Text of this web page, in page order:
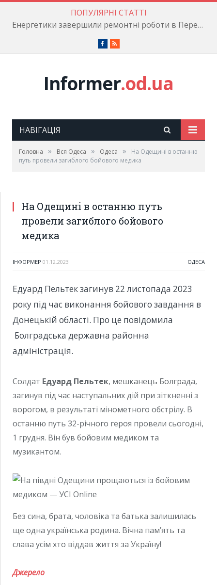
ПОПУЛЯРНІ СТАТТІ
Енергетики завершили ремонтні роботи в Пересипському районі
Facebook
RSS
Informer.od.ua
НАВІГАЦІЯ
Головна » Вся Одеса » Одеса »
На Одещині в останню
путь провели загиблого бойового медика
На Одещині в останню путь
провели загиблого бойового
медика
ІНФОРМЕР 01.12.2023 ОДЕСА
Едуард Пельтек загинув 22 листопада 2023
року під час виконання бойового завдання в
Донецькій області. Про це повідомила
Болградська державна районна
адміністрація.
Солдат Едуард Пельтек, мешканець Болграда,
загинув під час наступальних дій при зіткненні з
ворогом, в результаті мінометного обстрілу. В
останню путь 32-річного героя провели сьогодні,
1 грудня. Він був бойовим медиком та
музикантом.
Без сина, брата, чоловіка та батька залишилась
ще одна українська родина. Вічна пам’ять та
слава усім хто віддав життя за Україну!
Джерело